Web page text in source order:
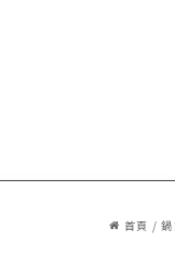
首頁 /